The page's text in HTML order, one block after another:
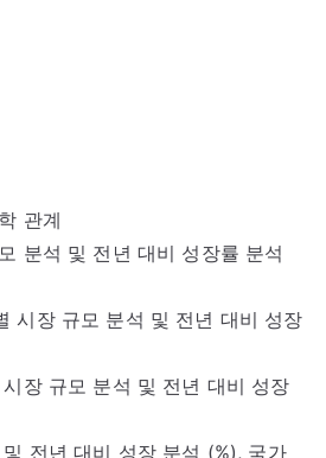
관계
분석 및 전년 대비 성장률 분석
시장 규모 분석 및 전년 대비 성장
장 규모 분석 및 전년 대비 성장
전년 대비 성장 분석 (%), 국가